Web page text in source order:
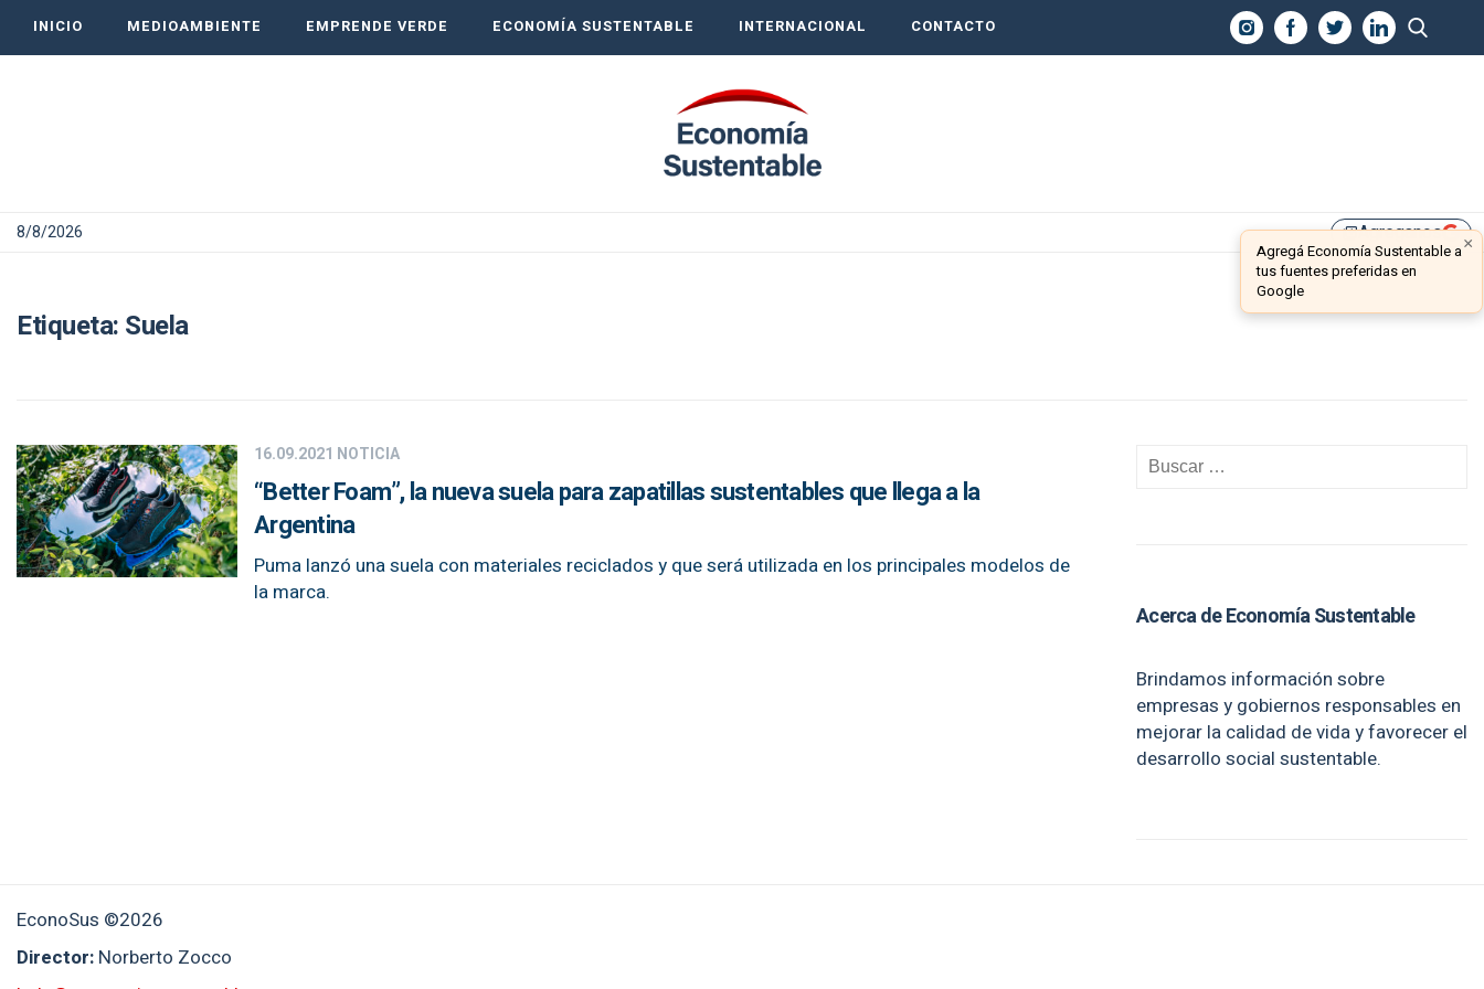
INICIO MEDIOAMBIENTE EMPRENDE VERDE ECONOMÍA SUSTENTABLE INTERNACIONAL CONTACTO
8/8/2026 library_addAgreganos ×
Agregá Economía Sustentable a
tus fuentes preferidas en
Google
Etiqueta: Suela
16.09.2021 NOTICIA
“Better Foam”, la nueva suela para zapatillas sustentables que llega a la
Argentina
Puma lanzó una suela con materiales reciclados y que será utilizada en los principales modelos de
la marca.
Acerca de Economía Sustentable
Brindamos información sobre
empresas y gobiernos responsables en
mejorar la calidad de vida y favorecer el
desarrollo social sustentable.
EconoSus ©2026
Director: Norberto Zocco